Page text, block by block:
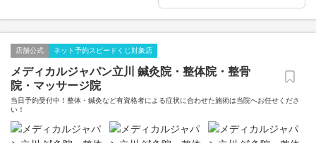
店舗公式 ネット予約スピードくじ対象店
メディカルジャパン立川 鍼灸院・整体院・整骨
院・マッサージ院
当日予約受付中！整体・鍼灸など有資格者による症状に合わせた施術は当院へお任せくださ
い！